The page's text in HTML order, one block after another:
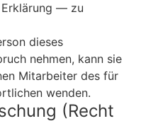
— zu
dieses
nehmen, kann sie
Mitarbeiter des für
wenden.
(Recht